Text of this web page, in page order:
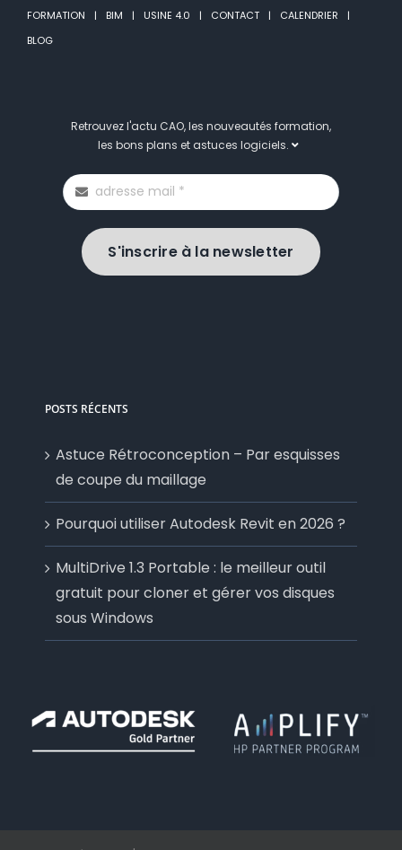
FORMATION BIM USINE 4.0 CONTACT
CALENDRIER
BLOG
Retrouvez l'actu CAO, les nouveautés formation,
les bons plans et astuces logiciels.
S'inscrire à la newsletter
POSTS RÉCENTS
Astuce Rétroconception – Par esquisses
de coupe du maillage
Pourquoi utiliser Autodesk Revit en 2026 ?
MultiDrive 1.3 Portable : le meilleur outil
gratuit pour cloner et gérer vos disques
sous Windows